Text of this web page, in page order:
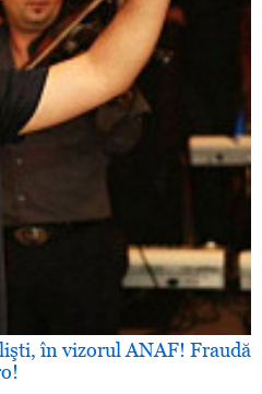
în vizorul ANAF! Fraudă